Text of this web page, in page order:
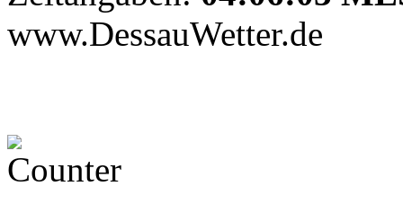
www.DessauWetter.de